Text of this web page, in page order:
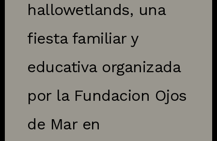
hallowetlands, una
fiesta familiar y
educativa organizada
por la Fundacion Ojos
de Mar en